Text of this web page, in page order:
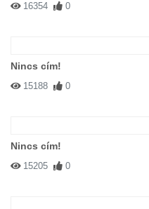
16354 0
Nincs cím!
15188 0
Nincs cím!
15205 0